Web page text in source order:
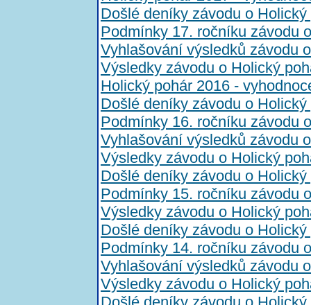
Došlé deníky závodu o Holický
Podmínky 17. ročníku závodu
Vyhlašování výsledků závodu
Výsledky závodu o Holický
Holický pohár 2016 -
Došlé deníky závodu o Holický
Podmínky 16. ročníku závodu
Vyhlašování výsledků závodu
Výsledky závodu o Holický
Došlé deníky závodu o Holický
Podmínky 15. ročníku závodu
Výsledky závodu o Holický
Došlé deníky závodu o Holický
Podmínky 14. ročníku závodu
Vyhlašování výsledků závodu
Výsledky závodu o Holický